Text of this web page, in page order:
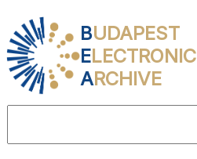
BUDAPEST
ELECTRONIC
ARCHIVE